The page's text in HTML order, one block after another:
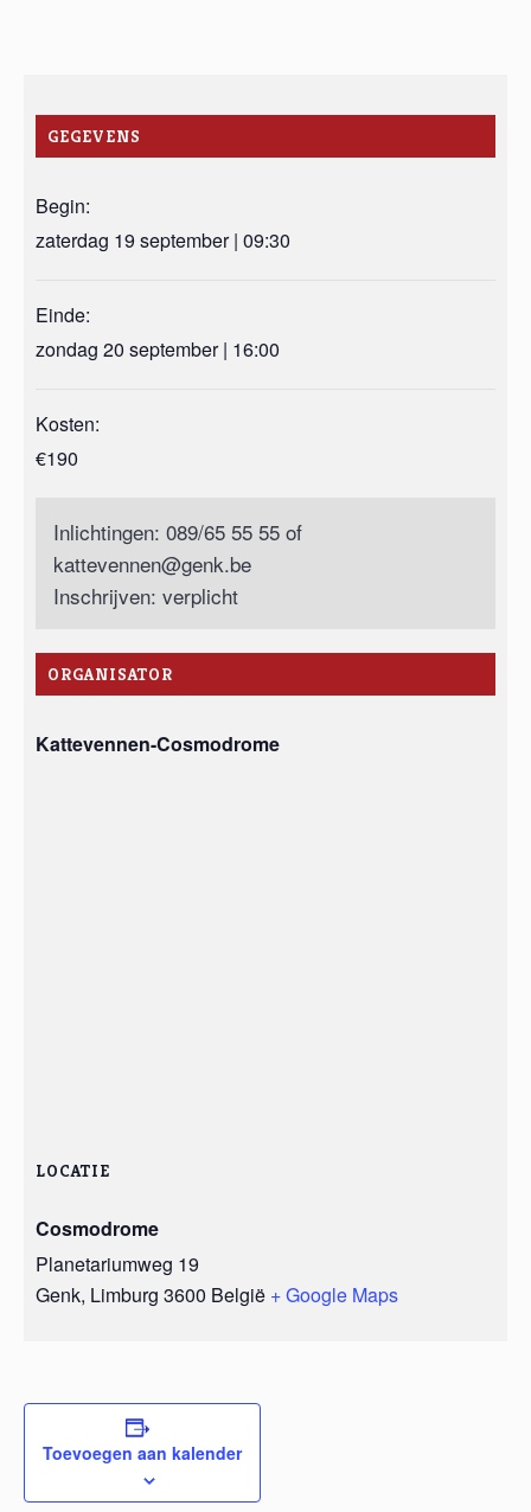
GEGEVENS
Begin:
zaterdag 19 september | 09:30
Einde:
zondag 20 september | 16:00
Kosten:
€190
Inlichtingen: 089/65 55 55 of
kattevennen@genk.be
Inschrijven: verplicht
ORGANISATOR
Kattevennen-Cosmodrome
LOCATIE
Cosmodrome
Planetariumweg 19
Genk, Limburg 3600 België + Google Maps
Toevoegen aan kalender